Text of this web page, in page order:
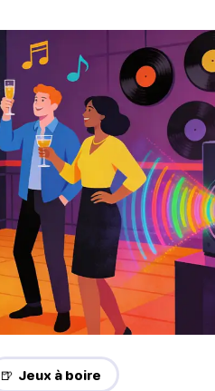
🍺 Jeux à boire